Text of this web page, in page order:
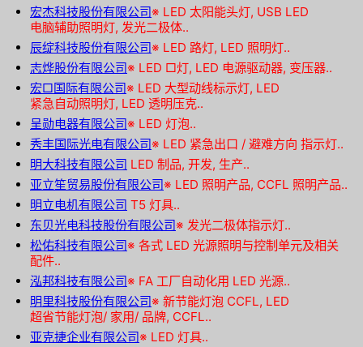
宏杰科技股份有限公司※ LED 太阳能头灯, USB LED
电脑辅助照明灯, 发光二极体..
辰绽科技股份有限公司※ LED 路灯, LED 照明灯..
志烨股份有限公司※ LED □灯, LED 电源驱动器, 变压器..
宏□国际有限公司※ LED 大型动线标示灯, LED
紧急自动照明灯, LED 透明压克..
呈勋电器有限公司※ LED 灯泡..
秀丰国际光电有限公司※ LED 紧急出口 / 避难方向 指示灯..
明大科技有限公司 LED 制品, 开发, 生产..
亚立笙贸易股份有限公司※ LED 照明产品, CCFL 照明产品..
明立电机有限公司 T5 灯具..
东贝光电科技股份有限公司※ 发光二极体指示灯..
松佑科技有限公司※ 各式 LED 光源照明与控制单元及相关
配件..
泓邦科技有限公司※ FA 工厂自动化用 LED 光源..
明里科技股份有限公司※ 新节能灯泡 CCFL, LED
超省节能灯泡/ 家用/ 品牌, CCFL..
亚克捷企业有限公司※ LED 灯具..